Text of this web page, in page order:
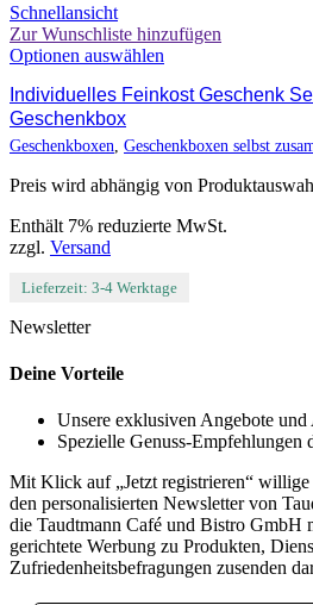
Schnellansicht
Zur Wunschliste hinzufügen
Optionen auswählen
Individuelles Feinkost Geschenk
Geschenkbox
Geschenkboxen Geschenkboxen selbst
Preis wird abhängig von
Enthält 7% reduzierte MwSt.
zzgl. Versand
Lieferzeit: 3-4 Werktage
Newsletter
Deine Vorteile
Unsere exklusiven Angebote
Spezielle Genuss-Empfehlungen
Mit Klick auf „Jetzt registrieren“
den personalisierten Newsletter von
die Taudtmann Café und Bistro GmbH
gerichtete Werbung zu Produkten,
Zufriedenheitsbefragungen zusenden